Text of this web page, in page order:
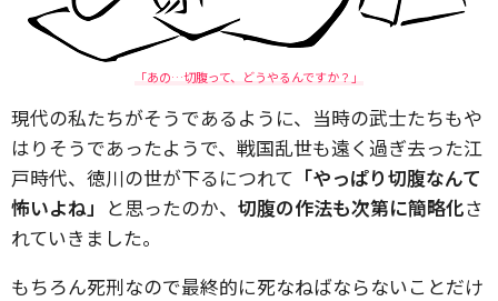
「あの…切腹って、どうやるんですか？」
現代の私たちがそうであるように、当時の武士たちもや
はりそうであったようで、戦国乱世も遠く過ぎ去った江
戸時代、徳川の世が下るにつれて 「やっぱり切腹なんて
怖いよね」 と思ったのか、 切腹の作法も次第に簡略化さ
れていきました。
もちろん死刑なので最終的に死なねばならないことだけ